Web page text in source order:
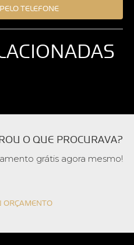
TELEFONE
O QUE PROCURAVA?
grátis agora mesmo!
ORÇAMENTO